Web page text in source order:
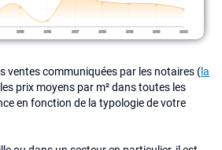
ventes communiquées par les notaires (la
prix moyens par m² dans toutes les
en fonction de la typologie de votre